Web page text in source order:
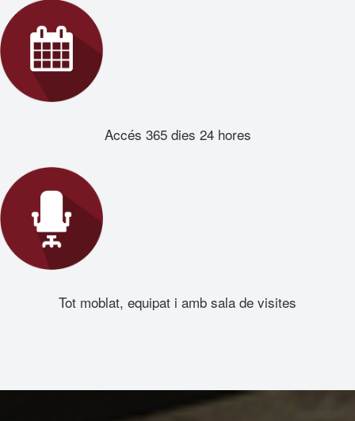
Accés 365 dies 24 hores
Tot moblat, equipat i amb sala de visites